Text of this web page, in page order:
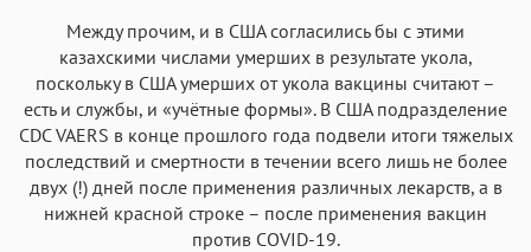
Между прочим, и в США согласились бы с этими
казахскими числами умерших в результате укола,
поскольку в США умерших от укола вакцины считают –
есть и службы, и «учётные формы». В США подразделение
CDC VAERS в конце прошлого года подвели итоги тяжелых
последствий и смертности в течении всего лишь не более
двух (!) дней после применения различных лекарств, а в
нижней красной строке – после применения вакцин
против COVID-19.